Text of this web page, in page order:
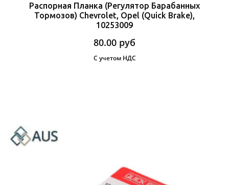
Распорная Планка (Регулятор Барабанных
Тормозов) Chevrolet, Opel (Quick Brake),
10253009
80.00 руб
С учетом НДС